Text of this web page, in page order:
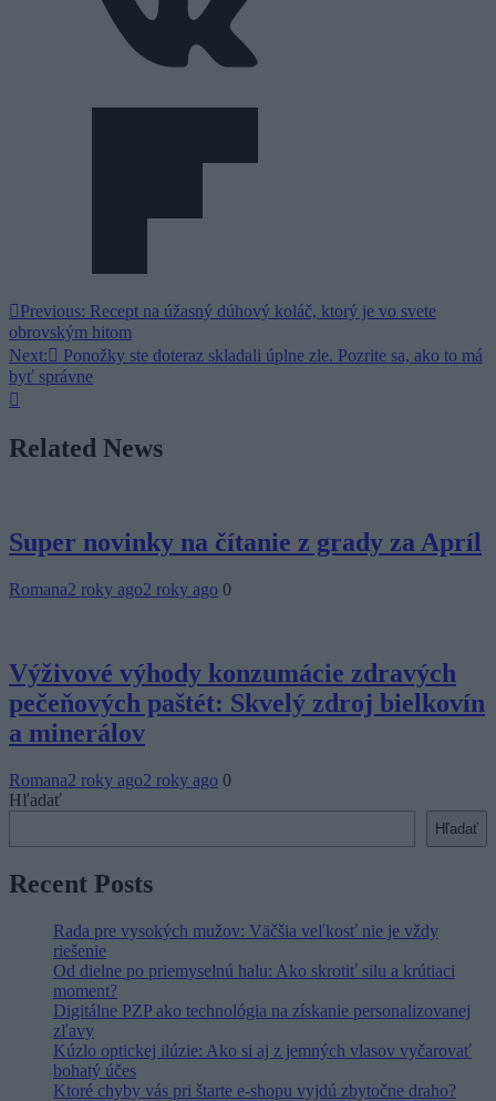
Navigácia
v
článku
Previous: Recept na úžasný dúhový koláč, ktorý je vo svete
obrovským hitom
Next:
Ponožky ste doteraz skladali úplne zle. Pozrite sa, ako to má
byť správne
Related News
Super novinky na čítanie z grady za Apríl
Romana2 roky ago2 roky ago 0
Výživové výhody konzumácie zdravých
pečeňových paštét: Skvelý zdroj bielkovín
a minerálov
Romana2 roky ago2 roky ago 0
Hľadať
Hľadať
Recent Posts
Rada pre vysokých mužov: Väčšia veľkosť nie je vždy
riešenie
Od dielne po priemyselnú halu: Ako skrotiť silu a krútiaci
moment?
Digitálne PZP ako technológia na získanie personalizovanej
zľavy
Kúzlo optickej ilúzie: Ako si aj z jemných vlasov vyčarovať
bohatý účes
Ktoré chyby vás pri štarte e-shopu vyjdú zbytočne draho?